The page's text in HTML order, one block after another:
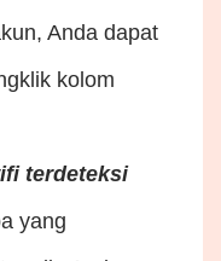
Anda dapat
kolom
terdeteksi
yang